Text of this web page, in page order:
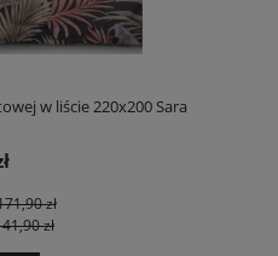
w liście 220x200 Sara
zł
zł